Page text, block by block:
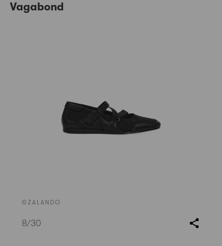
Vagabond
©ZALANDO
8/30